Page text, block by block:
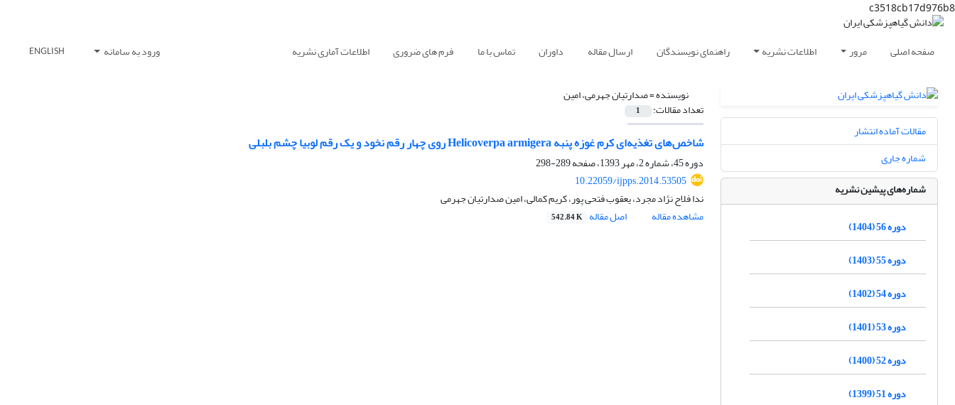
c3518cb17d976b8
صفحه اصلی مرور اطلاعات نشریه راهنمای نویسندگان ارسال مقاله داوران تماس با ما فرم های ضروری اطلاعات آماری نشریه ورود به سامانه ENGLISH
نویسنده =صدارتیان جهرمی، امین
تعداد مقالات: 1
شاخص‌های تغذیه‌ای کرم غوزه پنبه Helicoverpa armigera روی چهار رقم نخود و یک رقم لوبیا چشم بلبلی
دوره 45، شماره 2، مهر 1393، صفحه
289-298
10.22059/ijpps.2014.53505
ندا فلاح نژاد مجرد، یعقوب فتحی پور، کریم کمالی، امین صدارتیان جهرمی
مشاهده مقاله
اصل مقاله 542.84 K
مقالات آماده انتشار
شماره جاری
شماره‌های پیشین نشریه
دوره 56 (1404)
دوره 55 (1403)
دوره 54 (1402)
دوره 53 (1401)
دوره 52 (1400)
دوره 51 (1399)